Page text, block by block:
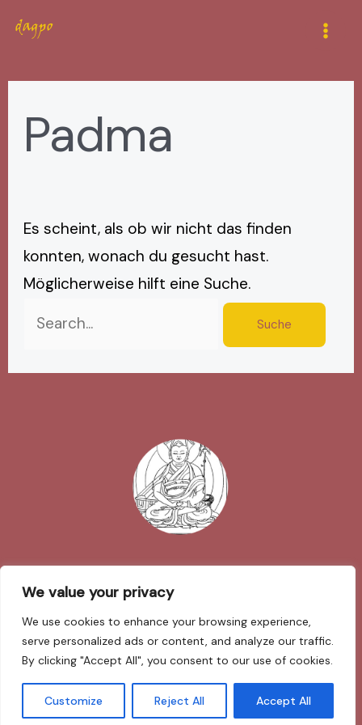
We value your privacy
We use cookies to enhance your browsing experience,
serve personalized ads or content, and analyze our traffic.
By clicking "Accept All", you consent to our use of cookies.
Customize Reject All Accept All
Inhalt
Padma
Es scheint, als ob wir nicht das finden
konnten, wonach du gesucht hast.
Möglicherweise hilft eine Suche.
nach:
Datenschutzerklärung
Sarva Mangalam